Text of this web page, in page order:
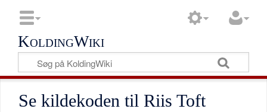
KoldingWiki
Se kildekoden til Riis Toft